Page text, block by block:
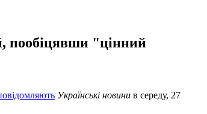
пообіцявши "цінний
Українські новини в середу, 27